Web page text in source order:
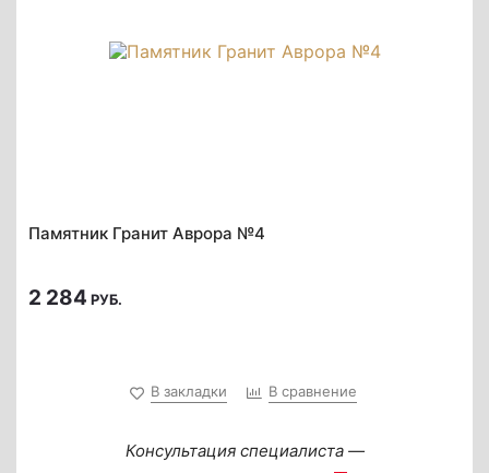
Памятник Гранит Аврора №4
2 284 РУБ.
В закладки В сравнение
Консультация специалиста —